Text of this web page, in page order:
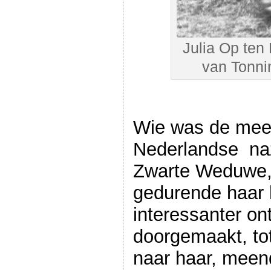
Julia Op ten
van
Wie was de
Nederlandse
Zwarte
gedurende
interessanter
doorgemaakt,
naar haar,